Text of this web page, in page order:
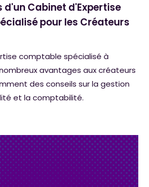
d'un Cabinet d'Expertise
pour les Créateurs
comptable spécialisé à
avantages aux créateurs
des conseils sur la gestion
et la comptabilité.